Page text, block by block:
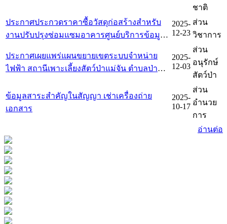
ชาติ
ประกาศประกวดราคาซื้อวัสดุก่อสร้างสำหรับ
งานปรับปรุงซ่อมแซมอาคารศูนย์บริการข้อมูล
สลี ตำบลสันทราย อำเภอเมืองเชียงราย จังหวัด
เชียงราย
2025-
12-23
ส่วน
วิชาการ
ประกาศเผยแพร่แผนขยายเขตระบบจำหน่าย
ไฟฟ้า สถานีเพาะเลี้ยงสัตว์ป่าแม่จัน ตำบลป่าตึง
2025-
12-03
ส่วน
อนุรักษ์
สัตว์ป่า
ข้อมูลสาระสำคัญในสัญญา เช่าเครื่องถ่าย
เอกสาร
2025-
10-17
ส่วน
อำนวย
การ
อ่านต่อ